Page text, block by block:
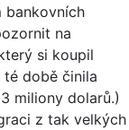
bankovních
na
si koupil
době činila
miliony dolarů.)
z tak velkých